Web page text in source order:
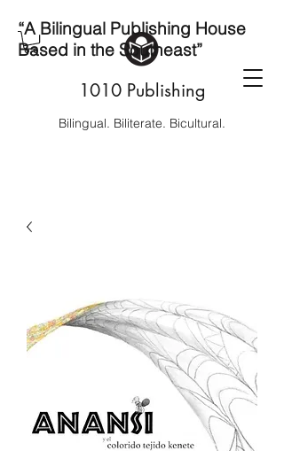
1010 Publishing
Bilingual. Biliterate. Bicultural.
“A Bilingual Publishing House
Based in the Southeast”